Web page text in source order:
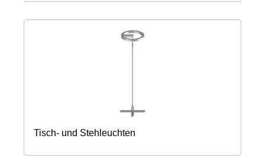
Tisch- und Stehleuchten